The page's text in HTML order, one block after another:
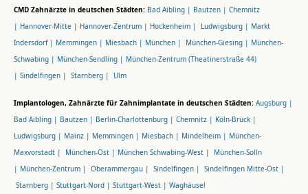
CMD Zahnärzte in deutschen Städten: Bad Aibling | Bautzen | Chemnitz
| Hannover-Mitte | Hannover-Zentrum | Hockenheim | Ludwigsburg | Markt
Indersdorf | Memmingen | Miesbach | München | München-Giesing | München-
Schwabing | München-Sendling | München-Zentrum (Theatinerstraße 44)
| Sindelfingen | Starnberg | Ulm
Implantologen, Zahnärzte für Zahnimplantate in deutschen Städten: Augsburg |
Bad Aibling | Bautzen | Berlin-Charlottenburg | Chemnitz | Köln-Brück |
Ludwigsburg | Mainz | Memmingen | Miesbach | Mindelheim | München-
Maxvorstadt |
München-Ost | München Schwabing-West |
München-Solln
| München-Zentrum | Oberammergau | Sindelfingen | Sindelfingen Mitte-Ost |
Starnberg | Stuttgart-Nord | Stuttgart-West | Waghäusel